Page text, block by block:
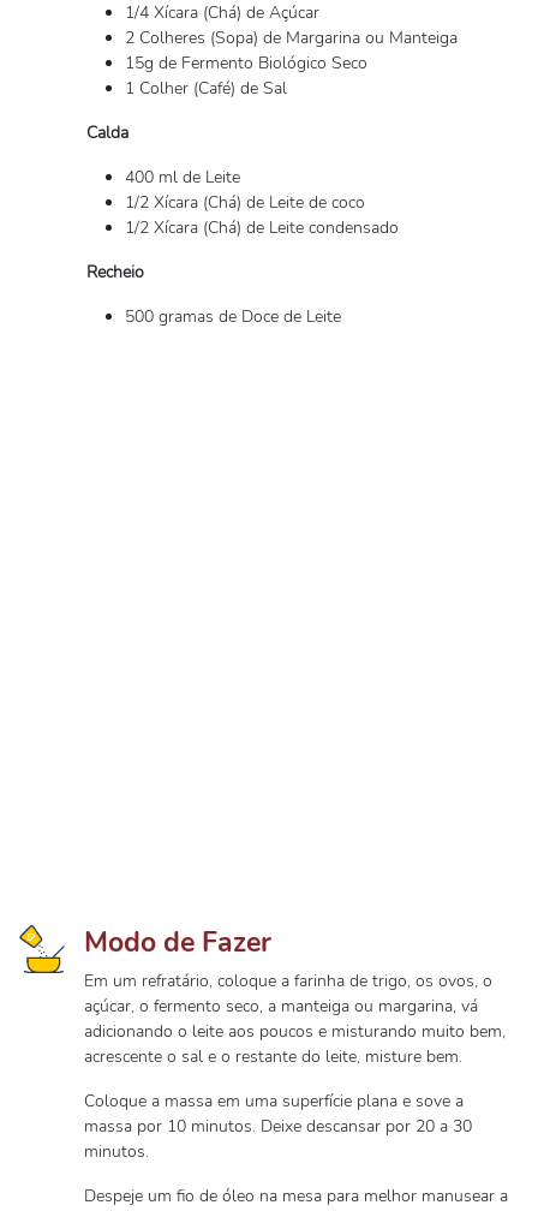
1/4 Xícara (Chá) de Açúcar
2 Colheres (Sopa) de Margarina ou Manteiga
15g de Fermento Biológico Seco
1 Colher (Café) de Sal
Calda
400 ml de Leite
1/2 Xícara (Chá) de Leite de coco
1/2 Xícara (Chá) de Leite condensado
Recheio
500 gramas de Doce de Leite
Modo de Fazer
Em um refratário, coloque a farinha de trigo, os ovos, o
açúcar, o fermento seco, a manteiga ou margarina, vá
adicionando o leite aos poucos e misturando muito bem,
acrescente o sal e o restante do leite, misture bem.
Coloque a massa em uma superfície plana e sove a
massa por 10 minutos. Deixe descansar por 20 a 30
minutos.
Despeje um fio de óleo na mesa para melhor manusear a